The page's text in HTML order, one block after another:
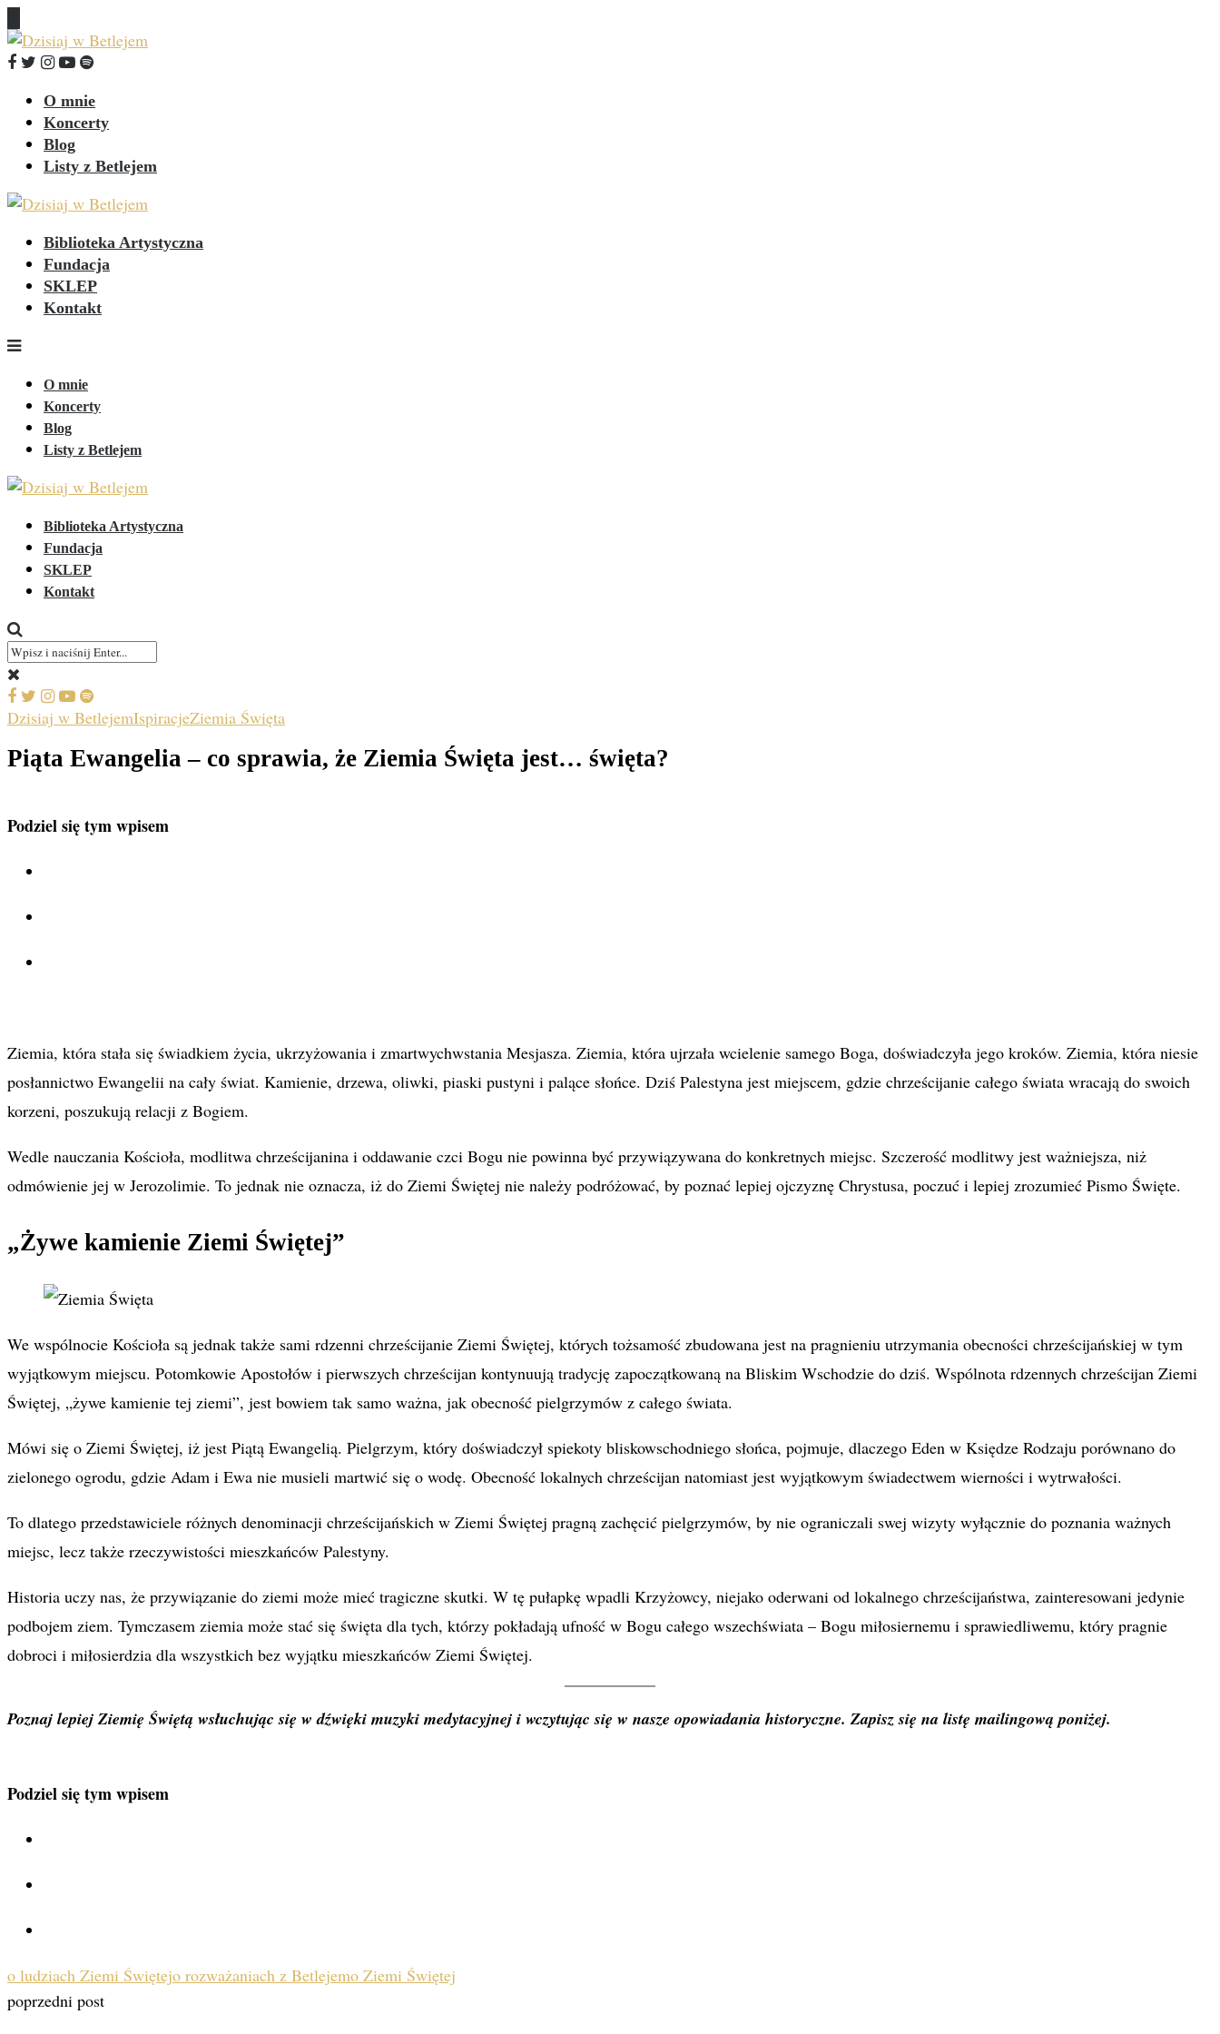
O mnie
Koncerty
Blog
Listy z Betlejem
Biblioteka Artystyczna
Fundacja
SKLEP
Kontakt
O mnie
Koncerty
Blog
Listy z Betlejem
Biblioteka Artystyczna
Fundacja
SKLEP
Kontakt
Dzisiaj w BetlejemIspiracjeZiemia Święta
Piąta Ewangelia – co sprawia, że Ziemia Święta jest… święta?
Podziel się tym wpisem
Ziemia, która stała się świadkiem życia, ukrzyżowania i zmartwychwstania Mesjasza. Ziemia, która ujrzała wcielenie samego Boga, doświadczyła jego kroków. Ziemia, która niesie
posłannictwo Ewangelii na cały świat. Kamienie, drzewa, oliwki, piaski pustyni i palące słońce. Dziś Palestyna jest miejscem, gdzie chrześcijanie całego świata wracają do swoich
korzeni, poszukują relacji z Bogiem.
Wedle nauczania Kościoła, modlitwa chrześcijanina i oddawanie czci Bogu nie powinna być przywiązywana do konkretnych miejsc. Szczerość modlitwy jest ważniejsza, niż
odmówienie jej w Jerozolimie. To jednak nie oznacza, iż do Ziemi Świętej nie należy podróżować, by poznać lepiej ojczyznę Chrystusa, poczuć i lepiej zrozumieć Pismo Święte.
„Żywe kamienie Ziemi Świętej”
We wspólnocie Kościoła są jednak także sami rdzenni chrześcijanie Ziemi Świętej, których tożsamość zbudowana jest na pragnieniu utrzymania obecności chrześcijańskiej w tym
wyjątkowym miejscu. Potomkowie Apostołów i pierwszych chrześcijan kontynuują tradycję zapoczątkowaną na Bliskim Wschodzie do dziś. Wspólnota rdzennych chrześcijan Ziemi
Świętej, „żywe kamienie tej ziemi”, jest bowiem tak samo ważna, jak obecność pielgrzymów z całego świata.
Mówi się o Ziemi Świętej, iż jest Piątą Ewangelią. Pielgrzym, który doświadczył spiekoty bliskowschodniego słońca, pojmuje, dlaczego Eden w Księdze Rodzaju porównano do
zielonego ogrodu, gdzie Adam i Ewa nie musieli martwić się o wodę. Obecność lokalnych chrześcijan natomiast jest wyjątkowym świadectwem wierności i wytrwałości.
To dlatego przedstawiciele różnych denominacji chrześcijańskich w Ziemi Świętej pragną zachęcić pielgrzymów, by nie ograniczali swej wizyty wyłącznie do poznania ważnych
miejsc, lecz także rzeczywistości mieszkańców Palestyny.
Historia uczy nas, że przywiązanie do ziemi może mieć tragiczne skutki. W tę pułapkę wpadli Krzyżowcy, niejako oderwani od lokalnego chrześcijaństwa, zainteresowani jedynie
podbojem ziem. Tymczasem ziemia może stać się święta dla tych, którzy pokładają ufność w Bogu całego wszechświata – Bogu miłosiernemu i sprawiedliwemu, który pragnie
dobroci i miłosierdzia dla wszystkich bez wyjątku mieszkańców Ziemi Świętej.
Poznaj lepiej Ziemię Świętą wsłuchując się w dźwięki muzyki medytacyjnej i wczytując się w nasze opowiadania historyczne. Zapisz się na listę mailingową poniżej.
Podziel się tym wpisem
o ludziach Ziemi Świętejo rozważaniach z Betlejemo Ziemi Świętej
poprzedni post